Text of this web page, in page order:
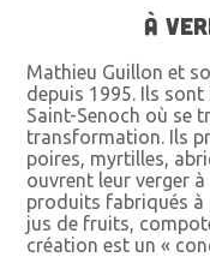
À
Mathieu Guillon et
depuis 1995. Ils
Saint-Senoch où se
transformation. Ils
poires, myrtilles,
ouvrent leur verger
produits fabriqués
jus de fruits,
création est un «